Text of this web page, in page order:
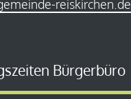
reiskirchen.de
Bürgerbüro